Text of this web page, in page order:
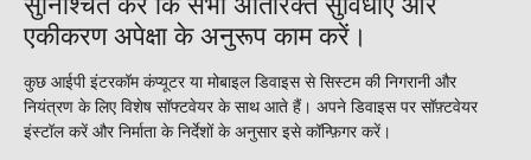
एकीकरण अपेक्षा के अनुरूप काम करें।
कुछ आईपी इंटरकॉम कंप्यूटर या मोबाइल डिवाइस से सिस्टम की निगरानी और
नियंत्रण के लिए विशेष सॉफ्टवेयर के साथ आते हैं। अपने डिवाइस पर सॉफ़्टवेयर
इंस्टॉल करें और निर्माता के निर्देशों के अनुसार इसे कॉन्फ़िगर करें।